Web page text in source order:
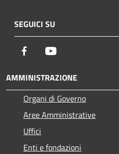
SEGUICI SU
Facebook
AMMINISTRAZIONE
Organi di Governo
Aree Amministrative
Uffici
Enti e fondazioni